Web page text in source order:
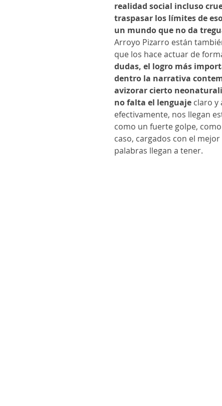
realidad social incluso
traspasar los límites de
un mundo que no da
Arroyo Pizarro están
que los hace actuar de
dudas, el logro más
dentro la narrativa
avizorar cierto
no falta el lenguaje claro y
efectivamente, nos llegan
como un fuerte golpe,
caso, cargados con el
palabras llegan a tener.